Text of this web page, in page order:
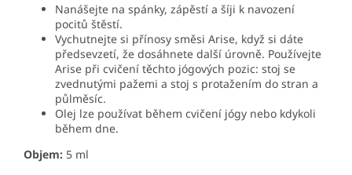
Nanášejte na spánky, zápěstí a šíji k navození
pocitů štěstí.
Vychutnejte si přínosy směsi Arise, když si dáte
předsevzetí, že dosáhnete další úrovně. Používejte
Arise při cvičení těchto jógových pozic: stoj se
zvednutými pažemi a stoj s protažením do stran a
půlměsíc.
Olej lze používat během cvičení jógy nebo kdykoli
během dne.
Objem: 5 ml